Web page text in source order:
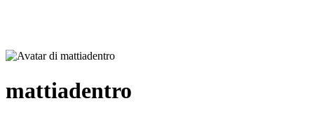
mattiadentro